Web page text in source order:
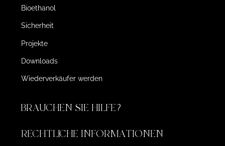
Bioethanol
Sicherheit
Projekte
Downloads
Wiederverkäufer werden
BRAUCHEN SIE HILFE?
RECHTLICHE INFORMATIONEN